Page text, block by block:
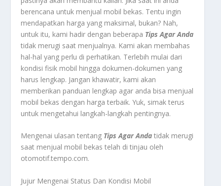
berencana untuk menjual mobil bekas. Tentu ingin
mendapatkan harga yang maksimal, bukan? Nah,
untuk itu, kami hadir dengan beberapa Tips Agar Anda
tidak merugi saat menjualnya. Kami akan membahas
hal-hal yang perlu di perhatikan. Terlebih mulai dari
kondisi fisik mobil hingga dokumen-dokumen yang
harus lengkap. Jangan khawatir, kami akan
memberikan panduan lengkap agar anda bisa menjual
mobil bekas dengan harga terbaik. Yuk, simak terus
untuk mengetahui langkah-langkah pentingnya.
Mengenai ulasan tentang Tips Agar Anda tidak merugi
saat menjual mobil bekas telah di tinjau oleh
otomotif.tempo.com.
Jujur Mengenai Status Dan Kondisi Mobil